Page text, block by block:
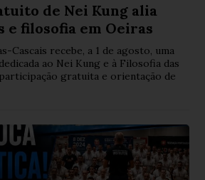
de Nei Kung alia
e filosofia em Oeiras
Cascais recebe, a 1 de agosto, uma
ao Nei Kung e à Filosofia das
gratuita e orientação de